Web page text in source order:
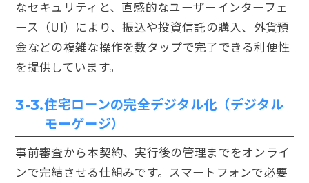
なセキュリティと、直感的なユーザーインターフェ
ース（UI）により、振込や投資信託の購入、外貨預
金などの複雑な操作を数タップで完了できる利便性
を提供しています。
3-3.住宅ローンの完全デジタル化（デジタル
モーゲージ）
事前審査から本契約、実行後の管理までをオンライ
ンで完結させる仕組みです。スマートフォンで必要